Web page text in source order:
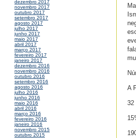
dezembro 2017
novembro 2017
outubro 2017
setembro 2017
agosto 2017
julho 2017
junho 2017
maio 2017
abril 2017
março 2017
fevereiro 2017
janeiro 2017
dezembro 2016
novembro 2016
outubro 2016
setembro 2016
agosto 2016
julho 2016
junho 2016
maio 2016
abril 2016
março 2016
fevereiro 2016
janeiro 2016
novembro 2015
outubro 2015
A
32